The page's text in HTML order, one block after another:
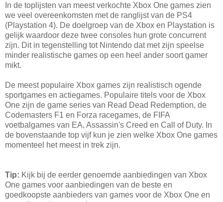
In de toplijsten van meest verkochte Xbox One games zien
we veel overeenkomsten met de ranglijst van de PS4
(Playstation 4). De doelgroep van de Xbox en Playstation is
gelijk waardoor deze twee consoles hun grote concurrent
zijn. Dit in tegenstelling tot Nintendo dat met zijn speelse
minder realistische games op een heel ander soort gamer
mikt.
De meest populaire Xbox games zijn realistisch ogende
sportgames en actiegames. Populaire titels voor de Xbox
One zijn de game series van Read Dead Redemption, de
Codemasters F1 en Forza racegames, de FIFA
voetbalgames van EA, Assassin's Creed en Call of Duty. In
de bovenstaande top vijf kun je zien welke Xbox One games
momenteel het meest in trek zijn.
Tip: Kijk bij de eerder genoemde aanbiedingen van Xbox
One games voor aanbiedingen van de beste en
goedkoopste aanbieders van games voor de Xbox One en